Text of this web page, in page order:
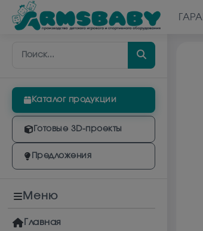
Каталог продукции
Готовые 3D-проекты
Предложения
Меню
Главная